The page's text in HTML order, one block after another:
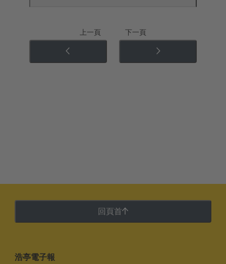
上一頁 下一頁
回頁首
浩亭電子報